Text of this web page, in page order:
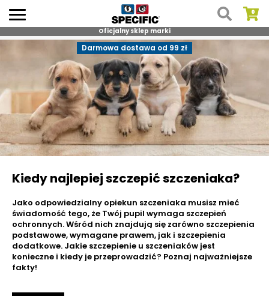
Skip
Oficjalny sklep marki
Darmowa dostawa od 99 zł
Kiedy najlepiej szczepić szczeniaka?
Jako odpowiedzialny opiekun szczeniaka musisz mieć
świadomość tego, że Twój pupil wymaga szczepień
ochronnych. Wśród nich znajdują się zarówno szczepienia
podstawowe, wymagane prawem, jak i szczepienia
dodatkowe. Jakie szczepienie u szczeniaków jest
konieczne i kiedy je przeprowadzić? Poznaj najważniejsze
fakty!